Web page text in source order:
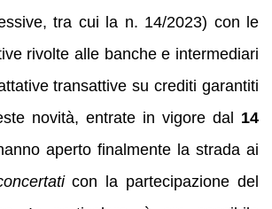
tra cui la n. 14/2023) con le
rivolte alle banche e intermediari
transattive su crediti garantiti
novità, entrate in vigore dal 14
aperto finalmente la strada ai
con la partecipazione del